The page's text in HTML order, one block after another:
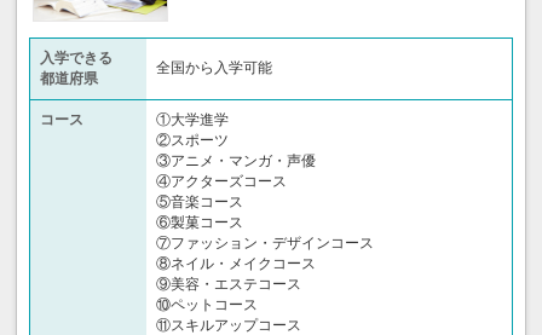
入学できる
都道府県
全国から入学可能
コース
①大学進学
②スポーツ
③アニメ・マンガ・声優
④アクターズコース
⑤音楽コース
⑥製菓コース
⑦ファッション・デザインコース
⑧ネイル・メイクコース
⑨美容・エステコース
⑩ペットコース
⑪スキルアップコース